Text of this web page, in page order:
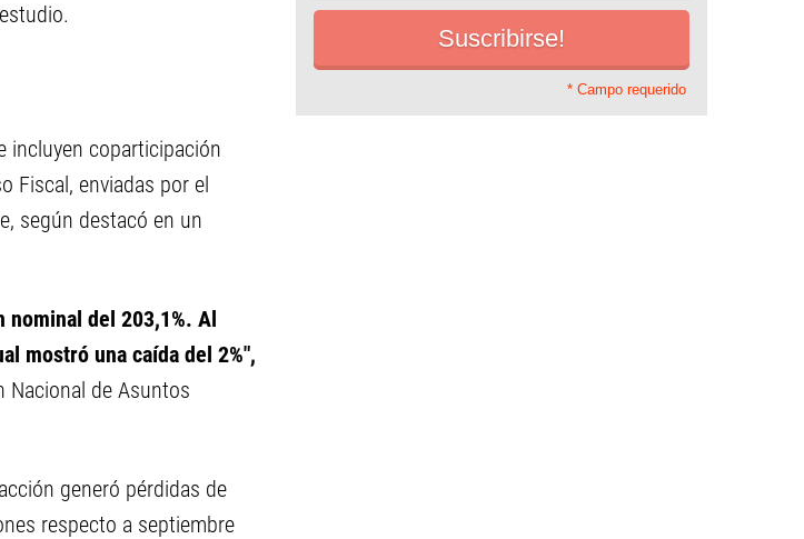
incluyen coparticipación
Fiscal, enviadas por el
según destacó en un
nominal del 203,1%. Al
mostró una caída del 2%",
Nacional de Asuntos
generó pérdidas de
respecto a septiembre
* Campo requerido